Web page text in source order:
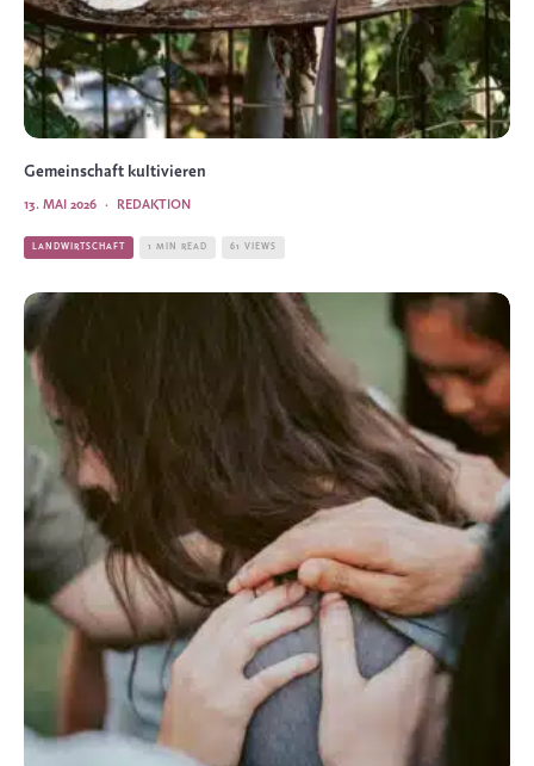
Gemeinschaft kultivieren
REDAKTION
·
13. MAI 2026
LANDWIRTSCHAFT 1 MIN READ 61 VIEWS